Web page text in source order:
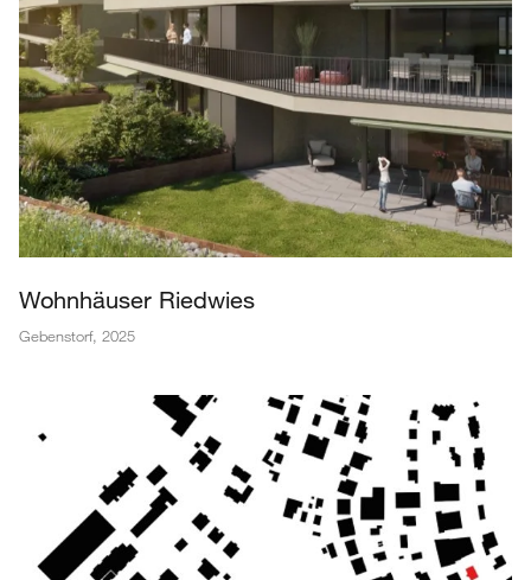
Wohnhäuser Riedwies
Gebenstorf, 2025